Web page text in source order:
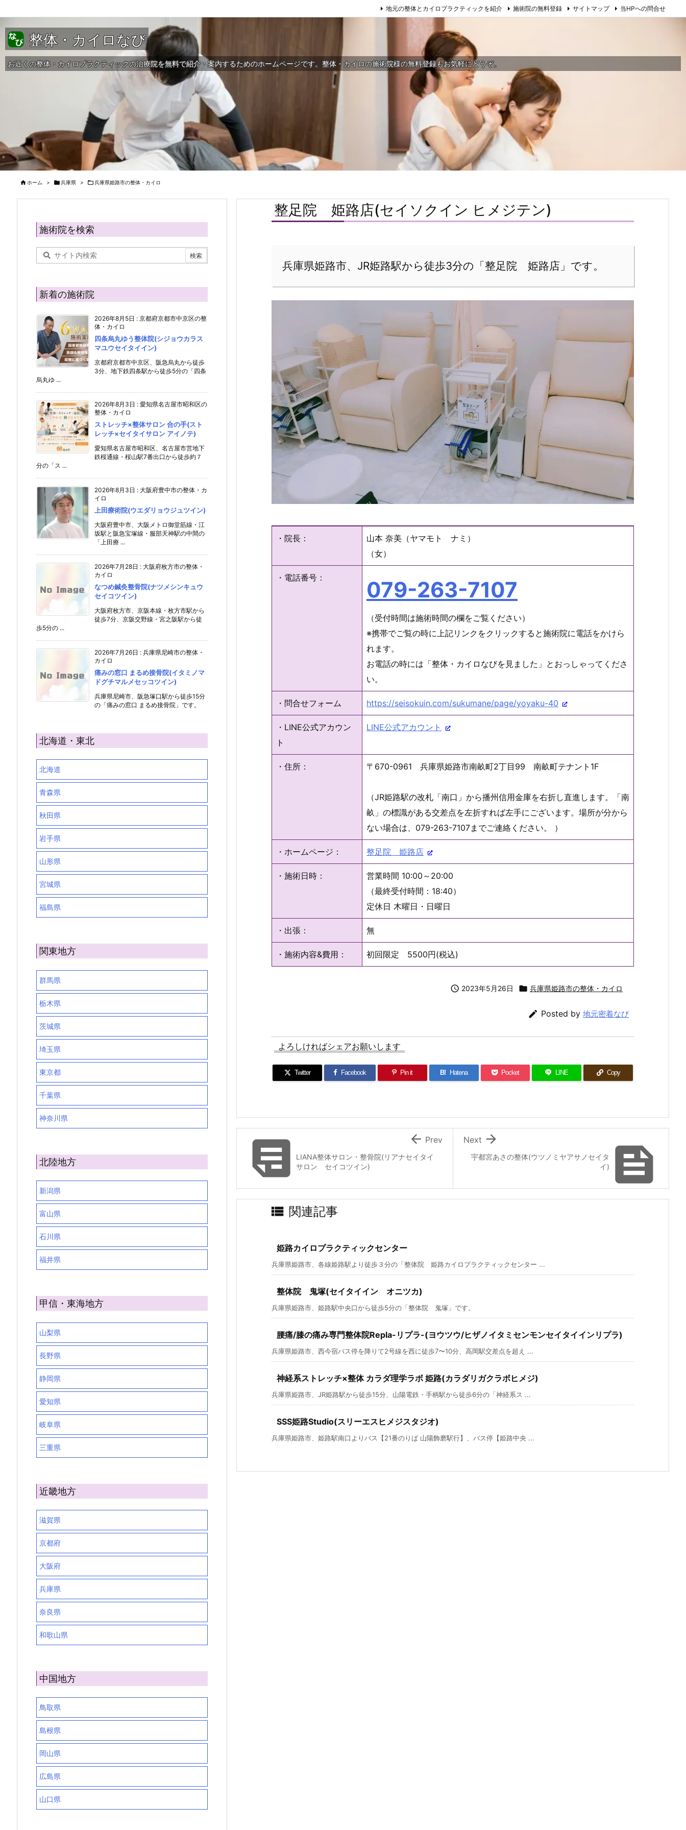
地元の整体とカイロプラクティックを紹介 施術院の無料登録 サイトマップ 当HPへの問合せ
整体・カイロなび
お近くの整体・カイロプラクティックの治療院を無料で紹介・案内するためのホームページです。整体・カイロの施術院様の無料登録もお気軽にどうぞ。
 ホーム > 兵庫県 > 兵庫県姫路市の整体・カイロ
整足院 姫路店(セイソクイン ヒメジテン)
兵庫県姫路市、JR姫路駅から徒歩3分の「整足院 姫路店」です。
・院長：
山本 奈美（ヤマモト ナミ）
（女）
・電話番号： 079-263-7107
（受付時間は施術時間の欄をご覧ください）
※携帯でご覧の時に上記リンクをクリックすると施術院に電話をかけら
れます。
お電話の時には「整体・カイロなびを見ました」とおっしゃってくださ
い。
・問合せフォーム https://seisokuin.com/sukumane/page/yoyaku-40
・LINE公式アカウン
ト
LINE公式アカウント
・住所： 〒670-0961 兵庫県姫路市南畝町2丁目99 南畝町テナント1F
（JR姫路駅の改札「南口」から播州信用金庫を右折し直進します。「南
畝」の標識がある交差点を左折すれば左手にございます。場所が分から
ない場合は、079-263-7107までご連絡ください。 ）
・ホームページ： 整足院 姫路店
・施術日時：
営業時間 10:00～20:00
（最終受付時間：18:40）
定休日 木曜日・日曜日
・出張： 無
・施術内容&費用： 初回限定 5500円(税込)
 2023年5月26日  兵庫県姫路市の整体・カイロ
 Posted by 地元密着なび
よろしければシェアお願いします
Twitter Facebook Pin it B! Hatena Pocket LINE Copy

宇都宮あさの整体(ウツノミヤアサノセイタ
イ)

Next
LIANA整体サロン・整骨院(リアナセイタイ
サロン セイコツイン)
 Prev
 関連記事
姫路カイロプラクティックセンター
兵庫県姫路市、各線姫路駅より徒歩３分の「整体院 姫路カイロプラクティックセンター ...
整体院 鬼塚(セイタイイン オニツカ)
兵庫県姫路市、姫路駅中央口から徒歩5分の「整体院 鬼塚」です。
腰痛/膝の痛み専門整体院Repla-リプラ-(ヨウツウ/ヒザノイタミセンモンセイタイインリプラ)
兵庫県姫路市、西今宿バス停を降りて2号線を西に徒歩7〜10分、高岡駅交差点を超え ...
神経系ストレッチ×整体 カラダ理学ラボ 姫路(カラダリガクラボヒメジ)
兵庫県姫路市、JR姫路駅から徒歩15分、山陽電鉄・手柄駅から徒歩6分の「神経系ス ...
SSS姫路Studio(スリーエスヒメジスタジオ)
兵庫県姫路市、姫路駅南口よりバス【21番のりば 山陽飾磨駅行】、バス停【姫路中央 ...
施術院を検索
新着の施術院
2026年8月5日 : 京都府京都市中京区の整
体・カイロ
四条烏丸ゆう整体院(シジョウカラス
マユウセイタイイン)
京都府京都市中京区、阪急烏丸から徒歩
3分、地下鉄四条駅から徒歩5分の「四条
烏丸ゆ ...
2026年8月3日 : 愛知県名古屋市昭和区の
整体・カイロ
ストレッチ×整体サロン 合の手(スト
レッチ×セイタイサロン アイノテ)
愛知県名古屋市昭和区、名古屋市営地下
鉄桜通線・桜山駅7番出口から徒歩約７
分の「ス ...
2026年8月3日 : 大阪府豊中市の整体・カ
イロ
上田療術院(ウエダリョウジュツイン)
大阪府豊中市、大阪メトロ御堂筋線・江
坂駅と阪急宝塚線・服部天神駅の中間の
「上田療 ...
2026年7月28日 : 大阪府枚方市の整体・
カイロ
なつめ鍼灸整骨院(ナツメシンキュウ
セイコツイン)
大阪府枚方市、京阪本線・枚方市駅から
徒歩7分、京阪交野線・宮之阪駅から徒
歩5分の ...
2026年7月26日 : 兵庫県尼崎市の整体・
カイロ
痛みの窓口 まるめ接骨院(イタミノマ
ドグチマルメセッコツイン)
兵庫県尼崎市、阪急塚口駅から徒歩15分
の「痛みの窓口 まるめ接骨院」です。
北海道・東北
北海道
青森県
秋田県
岩手県
山形県
宮城県
福島県
関東地方
群馬県
栃木県
茨城県
埼玉県
東京都
千葉県
神奈川県
北陸地方
新潟県
富山県
石川県
福井県
甲信・東海地方
山梨県
長野県
静岡県
愛知県
岐阜県
三重県
近畿地方
滋賀県
京都府
大阪府
兵庫県
奈良県
和歌山県
中国地方
鳥取県
島根県
岡山県
広島県
山口県